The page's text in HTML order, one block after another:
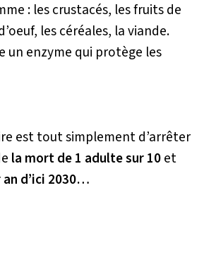
: les crustacés, les fruits de
les céréales, la viande.
un enzyme qui protège les
est tout simplement d’arrêter
la mort de 1 adulte sur 10et
d’ici 2030…